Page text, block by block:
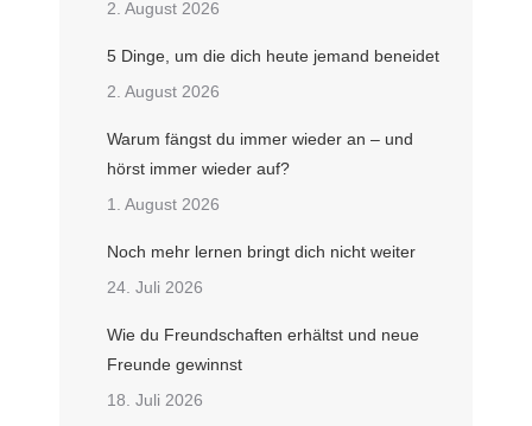
2. August 2026
5 Dinge, um die dich heute jemand beneidet
2. August 2026
Warum fängst du immer wieder an – und
hörst immer wieder auf?
1. August 2026
Noch mehr lernen bringt dich nicht weiter
24. Juli 2026
Wie du Freundschaften erhältst und neue
Freunde gewinnst
18. Juli 2026